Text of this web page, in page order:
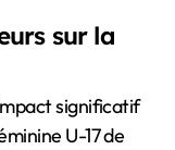
sur la
significatif
U-17 de